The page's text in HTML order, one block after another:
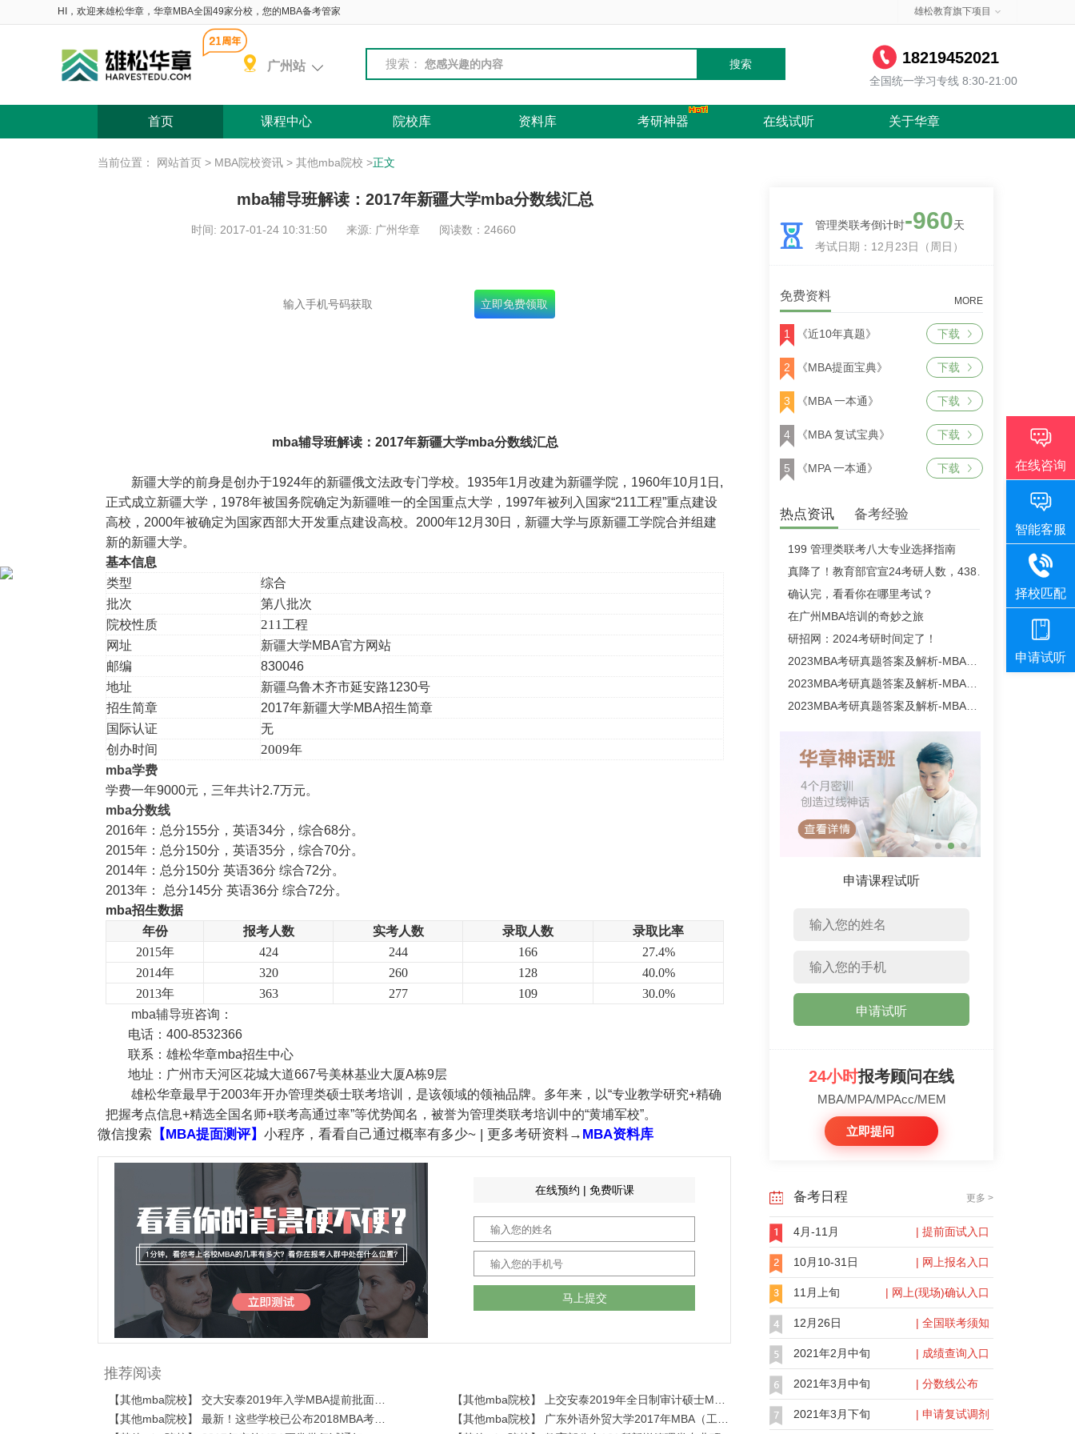
HI，欢迎来雄松华章，华章MBA全国49家分校，您的MBA备考管家 雄松教育旗下项目
广州站 搜索： 搜索 18219452021
全国统一学习专线 8:30-21:00
首页 课程中心 院校库 资料库 考研神器 在线试听 关于华章
当前位置： 网站首页 > MBA院校资讯 > 其他mba院校 >正文
mba辅导班解读：2017年新疆大学mba分数线汇总
时间: 2017-01-24 10:31:50 来源: 广州华章 阅读数： 24660
mba辅导班解读：2017年新疆大学mba分数线汇总
新疆大学的前身是创办于1924年的新疆俄文法政专门学校。1935年1月改建为新疆学院，1960年10月1日,
正式成立新疆大学，1978年被国务院确定为新疆唯一的全国重点大学，1997年被列入国家“211工程”重点建设
高校，2000年被确定为国家西部大开发重点建设高校。2000年12月30日，新疆大学与原新疆工学院合并组建
新的新疆大学。
基本信息
类型
综合
批次
第八批次
院校性质
211工程
网址
新疆大学MBA官方网站
邮编
830046
地址
新疆乌鲁木齐市延安路1230号
招生简章
2017年新疆大学MBA招生简章
国际认证
无
创办时间
2009年
mba学费
学费一年9000元，三年共计2.7万元。
mba分数线
2016年：总分155分，英语34分，综合68分。
2015年：总分150分，英语35分，综合70分。
2014年：总分150分 英语36分 综合72分。
2013年： 总分145分 英语36分 综合72分。
mba招生数据
年份
报考人数 实考人数 录取人数
录取比率
2015年 424 244 166
27.4%
2014年 320 260 128
40.0%
2013年 363 277 109
30.0%
mba辅导班咨询：
电话：400-8532366
联系：雄松华章mba招生中心
地址：广州市天河区花城大道667号美林基业大厦A栋9层
雄松华章最早于2003年开办管理类硕士联考培训，是该领域的领袖品牌。多年来，以“专业教学研究+精确
把握考点信息+精选全国名师+联考高通过率”等优势闻名，被誉为管理类联考培训中的“黄埔军校”。
微信搜索 【MBA提面测评】 小程序，看看自己通过概率有多少~ | 更多考研资料→ MBA资料库
在线预约 | 免费听课
马上提交
推荐阅读
管理类联考倒计时-960天
考试日期：12月23日（周日）
免费资料 MORE
1 《近10年真题》 下载
2 《MBA提面宝典》 下载
3 《MBA 一本通》 下载
4 《MBA 复试宝典》 下载
5 《MPA 一本通》 下载
热点资讯 备考经验
199 管理类联考八大专业选择指南
真降了！教育部官宣24考研人数，438万！
确认完，看看你在哪里考试？
在广州MBA培训的奇妙之旅
研招网：2024考研时间定了！
2023MBA考研真题答案及解析-MBA英语二真题解析（雄松华章文字版）
2023MBA考研真题答案及解析-MBA数学真题解析（雄松华章文字版）
2023MBA考研真题答案及解析-MBA逻辑真题解析（雄松华章文字版）
申请课程试听
申请试听
24小时报考顾问在线
MBA/MPA/MPAcc/MEM
立即提问
备考日程 更多 >
4月-11月 | 提前面试入口
10月10-31日 | 网上报名入口
11月上旬 | 网上(现场)确认入口
12月26日 | 全国联考须知
2021年2月中旬 | 成绩查询入口
2021年3月中旬 | 分数线公布
2021年3月下旬 | 申请复试调剂